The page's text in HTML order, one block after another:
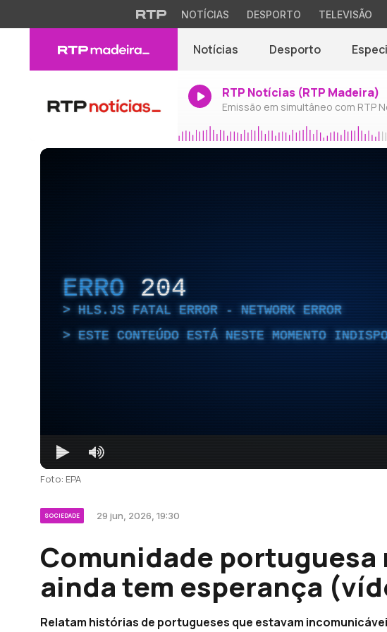
NOTÍCIAS DESPORTO TELEVISÃO
Notícias Desporto
RTP Notícias (RTP Madeira)
Emissão em simultâneo com RTP
ERRO 204
HLS.JS FATAL ERROR - NETWORK ERROR
ESTE CONTEÚDO ESTÁ NESTE MOMENTO
Foto: EPA
SOCIEDADE 29 jun, 2026, 19:30
Comunidade portuguesa
ainda tem esperança
Relatam histórias de portugueses que estavam